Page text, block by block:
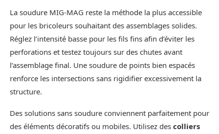
La soudure MIG-MAG reste la méthode la plus accessible
pour les bricoleurs souhaitant des assemblages solides.
Réglez l’intensité basse pour les fils fins afin d’éviter les
perforations et testez toujours sur des chutes avant
l’assemblage final. Une soudure de points bien espacés
renforce les intersections sans rigidifier excessivement la
structure.
Des solutions sans soudure conviennent parfaitement pour
des éléments décoratifs ou mobiles. Utilisez des colliers